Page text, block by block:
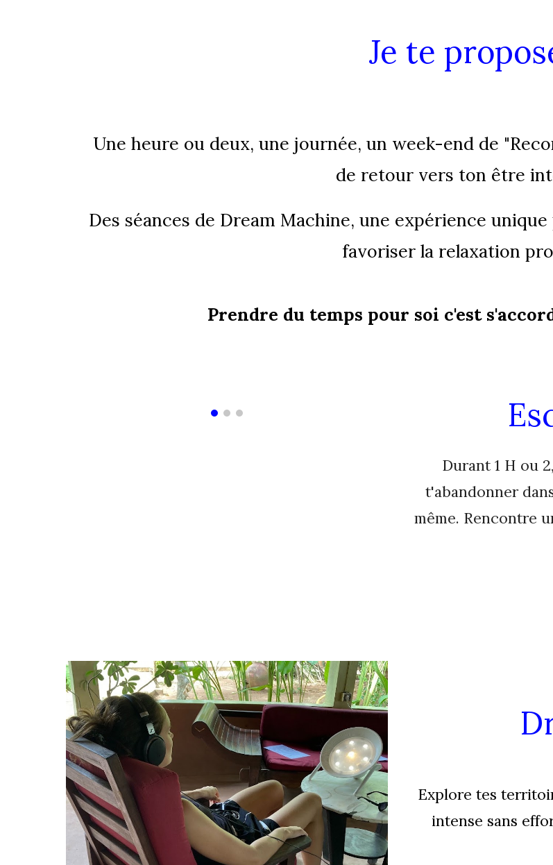
Je te
Une heure ou deux, une journée, un week-end de
de retour vers ton être
Des séances de Dream Machine, une expérience
favoriser la relaxation
Prendre du temps pour soi c'est
Durant 1 H ou
t'abandonner
même. Rencontre
Exploretes
intense sans